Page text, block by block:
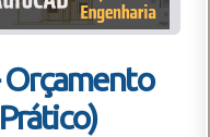
Orçamento